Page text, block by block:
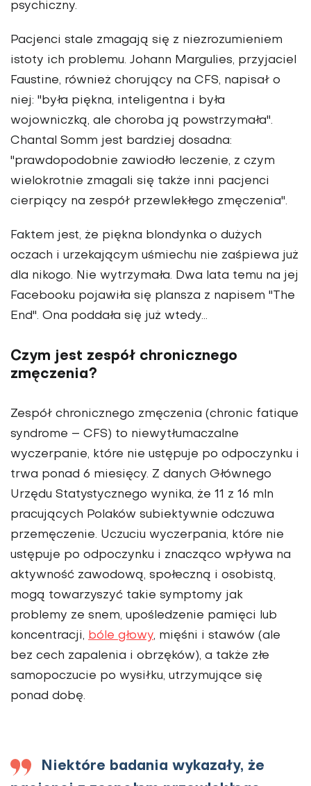
psychiczny.
Pacjenci stale zmagają się z niezrozumieniem
istoty ich problemu. Johann Margulies, przyjaciel
Faustine, również chorujący na CFS, napisał o
niej: "była piękna, inteligentna i była
wojowniczką, ale choroba ją powstrzymała".
Chantal Somm jest bardziej dosadna:
"prawdopodobnie zawiodło leczenie, z czym
wielokrotnie zmagali się także inni pacjenci
cierpiący na zespół przewlekłego zmęczenia".
Faktem jest, że piękna blondynka o dużych
oczach i urzekającym uśmiechu nie zaśpiewa już
dla nikogo. Nie wytrzymała. Dwa lata temu na jej
Facebooku pojawiła się plansza z napisem "The
End". Ona poddała się już wtedy…
Czym jest zespół chronicznego
zmęczenia?
Zespół chronicznego zmęczenia (chronic fatique
syndrome – CFS) to niewytłumaczalne
wyczerpanie, które nie ustępuje po odpoczynku i
trwa ponad 6 miesięcy. Z danych Głównego
Urzędu Statystycznego wynika, że 11 z 16 mln
pracujących Polaków subiektywnie odczuwa
przemęczenie. Uczuciu wyczerpania, które nie
ustępuje po odpoczynku i znacząco wpływa na
aktywność zawodową, społeczną i osobistą,
mogą towarzyszyć takie symptomy jak
problemy ze snem, upośledzenie pamięci lub
koncentracji, bóle głowy, mięśni i stawów (ale
bez cech zapalenia i obrzęków), a także złe
samopoczucie po wysiłku, utrzymujące się
ponad dobę.
Niektóre badania wykazały, że